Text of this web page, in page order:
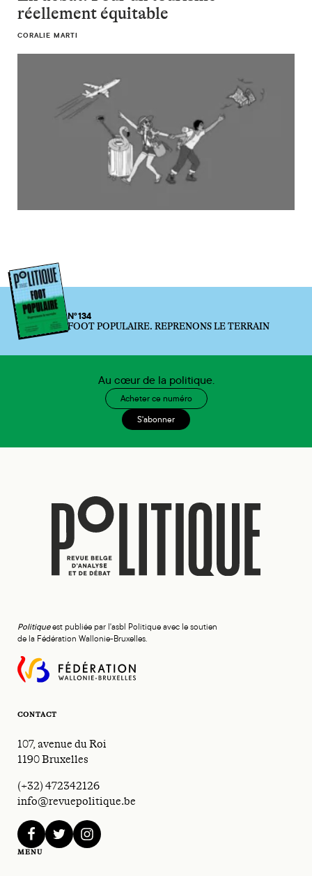
réellement équitable
CORALIE MARTI
N°134
FOOT POPULAIRE. REPRENONS LE TERRAIN
Au cœur de la politique.
Acheter ce numéro
S'abonner
Politiqueest publiée par l'asbl Politique avec le soutien
de la Fédération Wallonie-Bruxelles.
CONTACT
107, avenue du Roi
1190 Bruxelles
(+32) 472342126
info@revuepolitique.be
facebooktwitterinstagram
MENU